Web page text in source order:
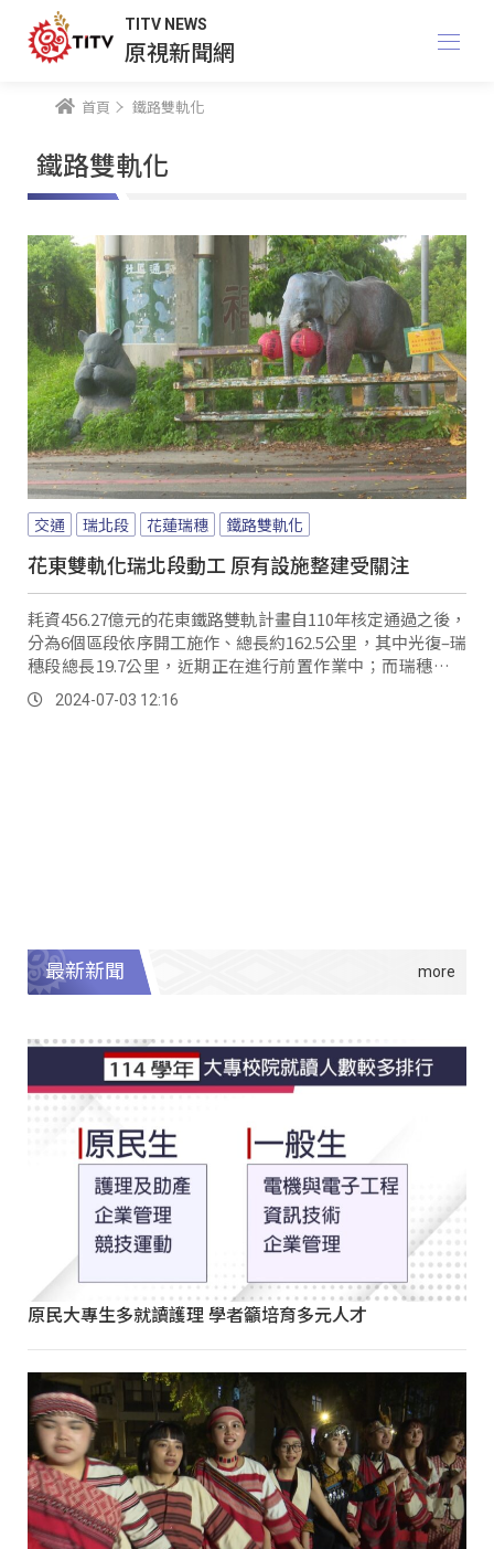
TITV NEWS
原視新聞網
首頁 鐵路雙軌化
鐵路雙軌化
交通 瑞北段 花蓮瑞穗 鐵路雙軌化
花東雙軌化瑞北段動工 原有設施整建受關注
耗資456.27億元的花東鐵路雙軌計畫自110年核定通過之後，
分為6個區段依序開工施作、總長約162.5公里，其中光復–瑞
穗段總長19.7公里，近期正在進行前置作業中；而瑞穗自行
車道位在施作範圍中，因此相關設施以及裝置藝術也會全面
拆除，目前已經拉起封鎖線。
2024-07-03 12:16
最新新聞
原民大專生多就讀護理 學者籲培育多元人才